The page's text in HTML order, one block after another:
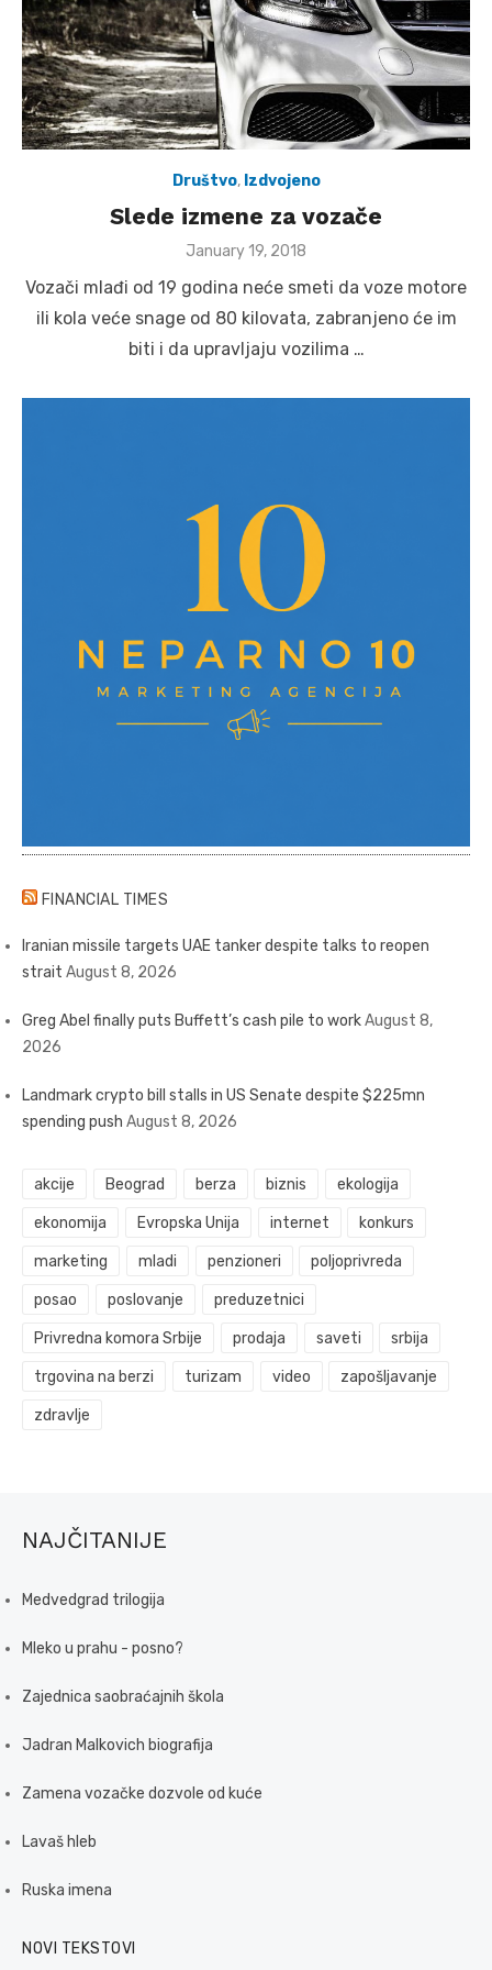
Društvo, Izdvojeno
Slede izmene za vozače
Posted
January 19, 2018
Vozači mlađi od 19 godina neće smeti da voze motore
ili kola veće snage od 80 kilovata, zabranjeno će im
biti i da upravljaju vozilima …
FINANCIAL TIMES
Iranian missile targets UAE tanker despite talks to reopen
strait August 8, 2026
Greg Abel finally puts Buffett’s cash pile to workAugust 8,
2026
Landmark crypto bill stalls in US Senate despite $225mn
spending push August 8, 2026
akcije Beograd berza biznis ekologija
ekonomija Evropska Unija internet konkurs
marketing mladi penzioneri poljoprivreda
posao poslovanje preduzetnici
Privredna komora Srbije prodaja saveti srbija
trgovina na berzi turizam video zapošljavanje
zdravlje
NAJČITANIJE
Medvedgrad trilogija
Mleko u prahu - posno?
Zajednica saobraćajnih škola
Jadran Malkovich biografija
Zamena vozačke dozvole od kuće
Lavaš hleb
Ruska imena
NOVI TEKSTOVI